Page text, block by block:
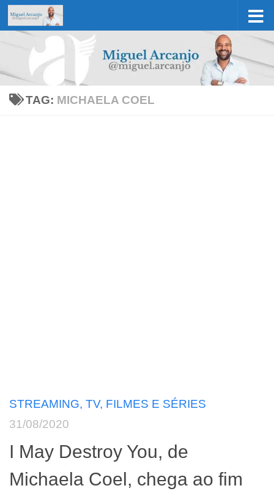
Skip to content
TAG: MICHAELA COEL
STREAMING, TV, FILMES E SÉRIES
31/08/2020
I May Destroy You, de
Michaela Coel, chega ao fim